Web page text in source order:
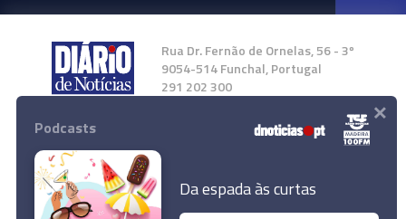
Rua Dr. Fernão de Ornelas, 56 - 3º
9054-514 Funchal, Portugal
291 202 300
Instale a nossa App
Podcasts
Da espada às curtas
×